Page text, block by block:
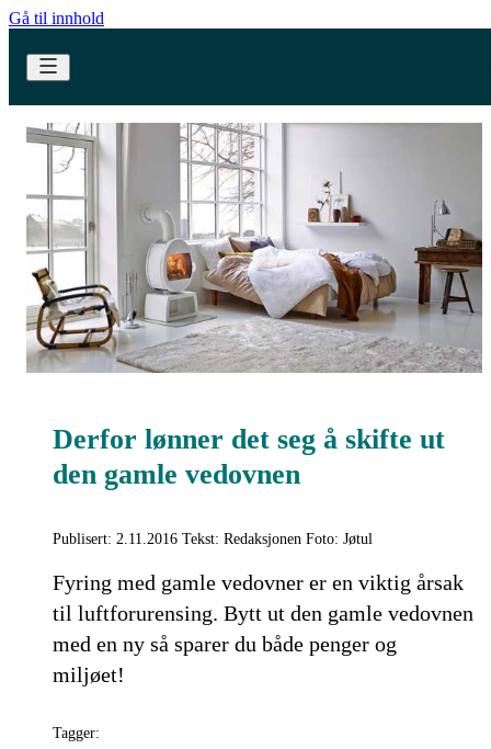
Gå til innhold
Derfor lønner det seg å skifte ut
den gamle vedovnen
Publisert: 2.11.2016 Tekst: Redaksjonen Foto: Jøtul
Fyring med gamle vedovner er en viktig årsak
til luftforurensing. Bytt ut den gamle vedovnen
med en ny så sparer du både penger og
miljøet!
Tagger: